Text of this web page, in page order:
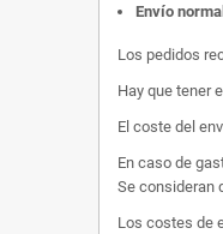
Envío
Los pedidos
Hay que tener
El coste del
En caso de
Se consideran
Los costes de